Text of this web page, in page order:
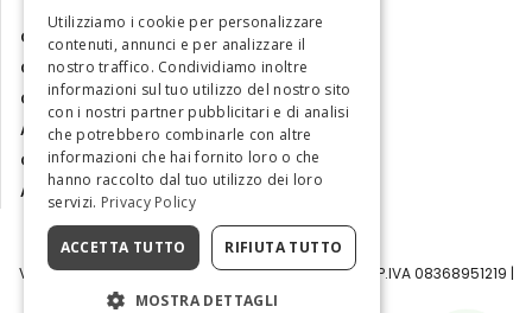
Chi siamo
Collabora con noi
Contatti
Ambasciatrice dell'Eccellenza
Osservatorio Turismo
Area Riservata
Visit Italy Srl | Via Filippo Argelati, 10, 20143 Milano | P.IVA 08368951219 |
ITALIAN
Utilizziamo i cookie per personalizzare
contenuti, annunci e per analizzare il
nostro traffico. Condividiamo inoltre
informazioni sul tuo utilizzo del nostro sito
con i nostri partner pubblicitari e di analisi
che potrebbero combinarle con altre
informazioni che hai fornito loro o che
hanno raccolto dal tuo utilizzo dei loro
servizi. Privacy Policy
ACCETTA TUTTO RIFIUTA TUTTO
MOSTRA DETTAGLI